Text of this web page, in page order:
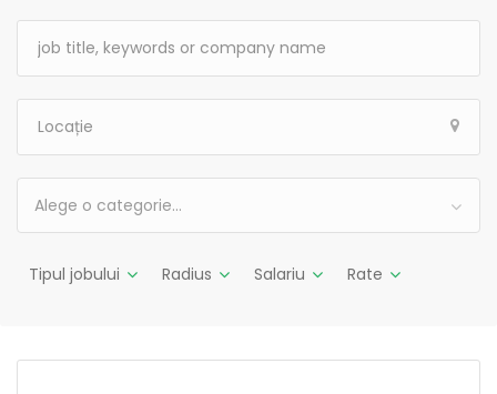
Alege o categorie…
Tipul jobului Radius Salariu Rate